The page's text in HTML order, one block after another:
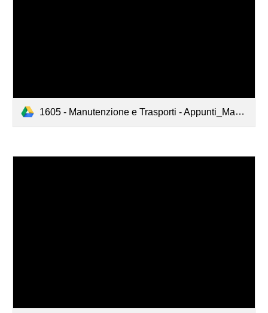
1605 - Manutenzione e Trasporti - Appunti_Manutenzione_Maggio_2016.pdf